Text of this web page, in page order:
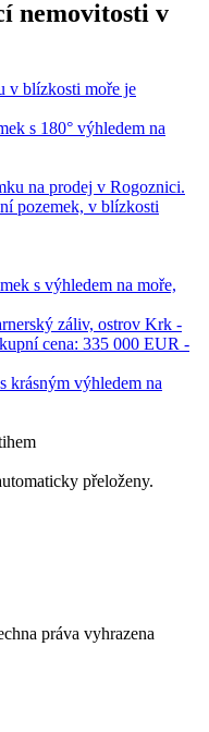
nemovitosti v
s 180° výhledem na
pozemek, v blízkosti
s výhledem na moře,
krásným výhledem na
přeloženy.
práva vyhrazena